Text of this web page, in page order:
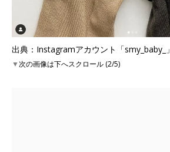
出典：Instagramアカウント「smy_baby_」
▼次の画像は下へスクロール (2/5)